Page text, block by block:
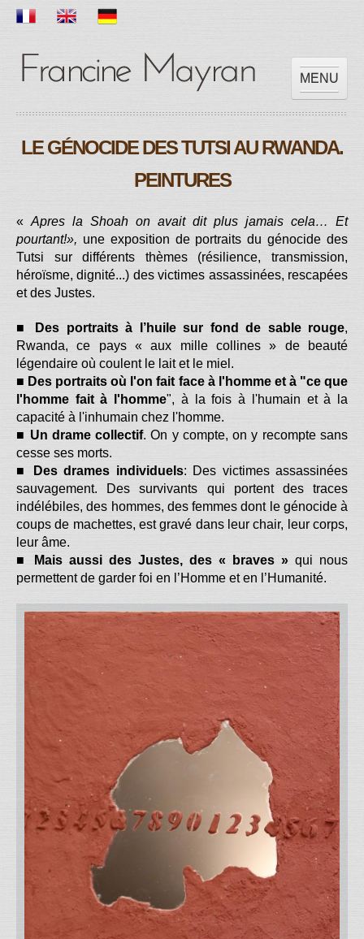
MENU
OEUVRES
EXPOSITIONS
PRESSES
VIDEOS
CONTACT
LE GÉNOCIDE DES TUTSI AU RWANDA.
PEINTURES
« Apres la Shoah on avait dit plus jamais cela… Et
pourtant!», une exposition de portraits du génocide des
Tutsi sur différents thèmes (résilience, transmission,
héroïsme, dignité...) des victimes assassinées, rescapées
et des Justes.
■ Des portraits à l’huile sur fond de sable rouge,
Rwanda, ce pays « aux mille collines » de beauté
légendaire où coulent le lait et le miel.
■ Des portraits où l'on fait face à l'homme et à "ce que
l'homme fait à l'homme", à la fois à l'humain et à la
capacité à l'inhumain chez l'homme.
■ Un drame collectif. On y compte, on y recompte sans
cesse ses morts.
■
Des drames individuels: Des victimes assassinées
sauvagement. Des survivants qui portent des traces
indélébiles, des hommes, des femmes dont le génocide à
coups de machettes, est gravé dans leur chair, leur corps,
leur âme.
■
Mais aussi des Justes, des « braves » qui nous
permettent de garder foi en l’Homme et en l’Humanité.